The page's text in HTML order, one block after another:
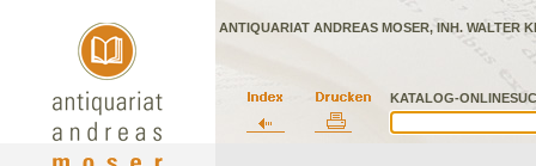
KATALOG-
ANTIQUARIAT ANDREAS MOSER, INH. WALTER